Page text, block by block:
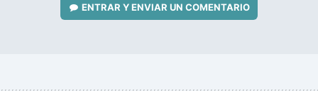
ENTRAR Y ENVIAR UN COMENTARIO